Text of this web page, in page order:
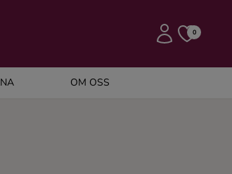
0
OM OSS